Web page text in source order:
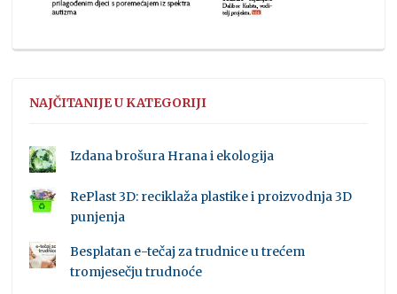
NAJČITANIJE U KATEGORIJI
Izdana brošura Hrana i ekologija
RePlast 3D: reciklaža plastike i proizvodnja 3D
punjenja
Besplatan e-tečaj za trudnice u trećem
tromjesečju trudnoće